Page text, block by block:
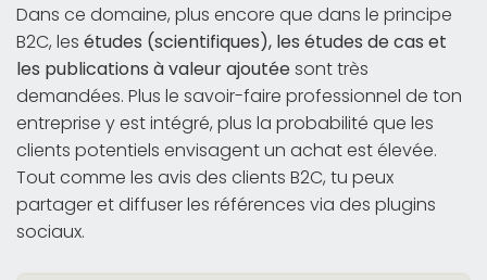
Dans ce domaine, plus encore que dans le principe
B2C, les études (scientifiques), les études de cas et
les publications à valeur ajoutéesont très
demandées. Plus le savoir-faire professionnel de ton
entreprise y est intégré, plus la probabilité que les
clients potentiels envisagent un achat est élevée.
Tout comme les avis des clients B2C, tu peux
partager et diffuser les références via des plugins
sociaux.